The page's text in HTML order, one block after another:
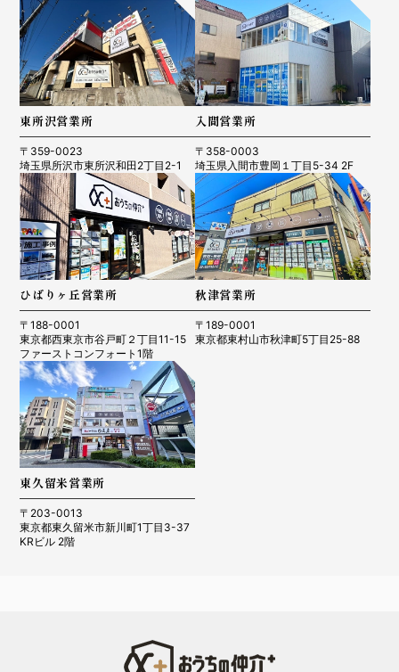
東所沢営業所
〒359-0023
埼玉県所沢市東所沢和田2丁目2-1
入間営業所
〒358-0003
埼玉県入間市豊岡１丁目5-34 2F
ひばりヶ丘営業所
〒188-0001
東京都西東京市谷戸町２丁目11-15
ファーストコンフォート1階
秋津営業所
〒189-0001
東京都東村山市秋津町5丁目25-88
東久留米営業所
〒203-0013
東京都東久留米市新川町1丁目3-37
KRビル 2階